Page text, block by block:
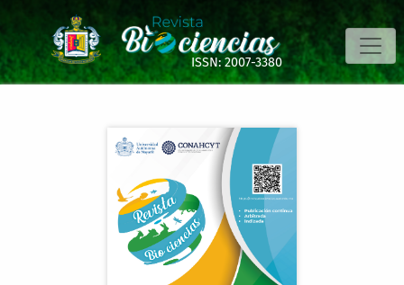
Condición reproductiva de Centropomus robalito
ISSN: 2007-3380